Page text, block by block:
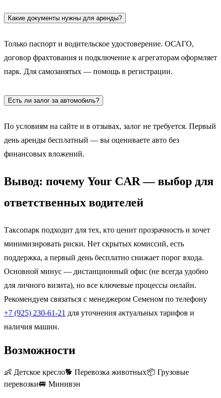
Какие документы нужны для аренды?
Только паспорт и водительское удостоверение. ОСАГО,
договор фрахтования и подключение к агрегаторам оформляет
парк. Для самозанятых — помощь в регистрации.
Есть ли залог за автомобиль?
По условиям на сайте и в отзывах, залог не требуется. Первый
день аренды бесплатный — вы оцениваете авто без
финансовых вложений.
Вывод: почему Your CAR — выбор для
ответственных водителей
Таксопарк подходит для тех, кто ценит прозрачность и хочет
минимизировать риски. Нет скрытых комиссий, есть
поддержка, а первый день бесплатно снижает порог входа.
Основной минус — дистанционный офис (не всегда удобно
для личного визита), но все ключевые процессы онлайн.
Рекомендуем связаться с менеджером Семеном по телефону
+7 (925) 230-61-21 для уточнения актуальных тарифов и
наличия машин.
Возможности
👶 Детское кресло🐕 Перевозка животных📦 Грузовые
перевозки🚐 Минивэн